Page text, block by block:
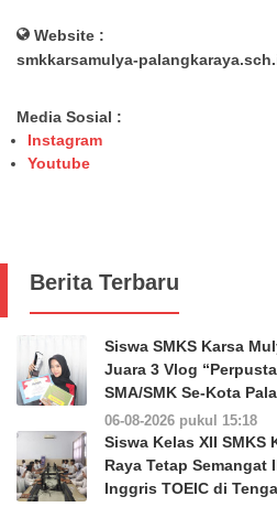
Website :
smkkarsamulya-
Media Sosial :
Instagram
Youtube
Berita Terbaru
Siswa SMKS Karsa
Juara 3 Vlog
SMA/SMK Se-Kota
06-08-2026 pukul 15:18
Siswa Kelas XII SMKS
Raya Tetap
Inggris TOEIC di